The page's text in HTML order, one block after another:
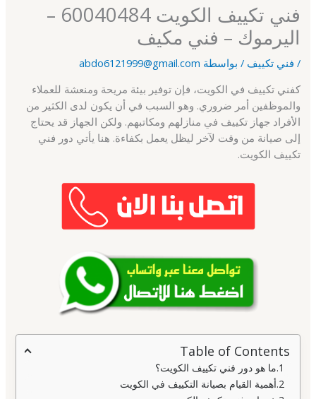
فني تكييف الكويت 60040484 –
اليرموك – فني مكيف
/ فني تكييف / بواسطة abdo6121999@gmail.com
كفني تكييف في الكويت، فإن توفير بيئة مريحة ومنعشة للعملاء
والموظفين أمر ضروري. وهو السبب في أن يكون لدى الكثير من
الأفراد جهاز تكييف في منازلهم ومكاتبهم. ولكن الجهاز قد يحتاج
إلى صيانة من وقت لآخر ليظل يعمل بكفاءة. هنا يأتي دور فني
تكييف الكويت.
Table of Contents
ما هو دور فني تكييف الكويت؟
أهمية القيام بصيانة التكييف في الكويت